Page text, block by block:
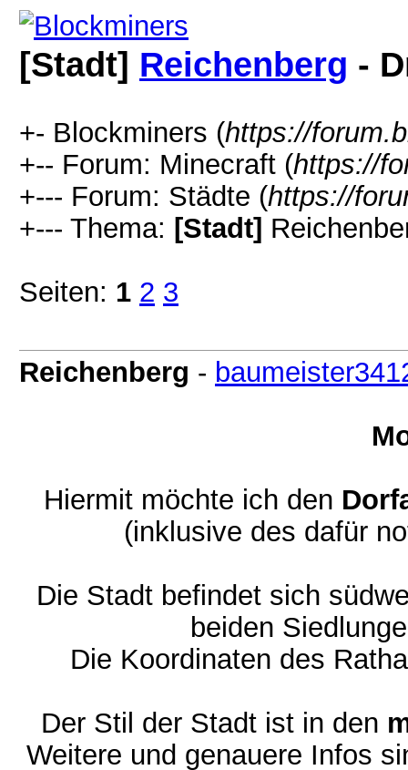
[Stadt] Reichenberg -
+- Blockminers (https://
+-- Forum: Minecraft (https://
+--- Forum: Städte (https://
+--- Thema: [Stadt]
Seiten: 1 2 3
Reichenberg -
Hiermit möchte ich den
(inklusive des dafür
Die Stadt befindet sich
beiden
Die Koordinaten des
Der Stil der Stadt ist in den
Weitere und genauere Infos